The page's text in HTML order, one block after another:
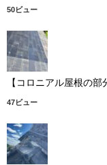
50ビュー
【コロニアル屋根の
47ビュー